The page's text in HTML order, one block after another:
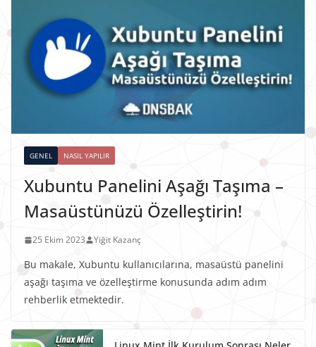
GENEL NASIL YAPILIR
Xubuntu Panelini Aşağı Taşıma –
Masaüstünüzü Özelleştirin!
25 Ekim 2023 Yiğit Kazanç
Bu makale, Xubuntu kullanıcılarına, masaüstü panelini
aşağı taşıma ve özelleştirme konusunda adım adım
rehberlik etmektedir.